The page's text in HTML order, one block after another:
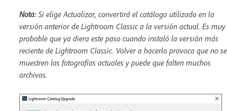
Nota: Si elige Actualizar, convertirá el catálogo utilizado en la
versión anterior de Lightroom Classic a la versión actual. Es muy
probable que ya diera este paso cuando instaló la versión más
reciente de Lightroom Classic. Volver a hacerlo provoca que no se
muestren las fotografías actuales y puede que falten muchos
archivos.